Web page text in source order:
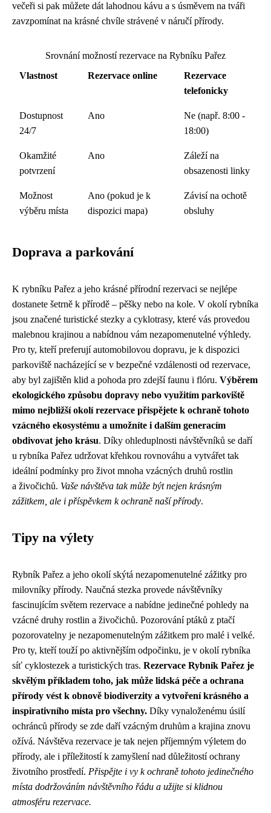
večeři si pak můžete dát lahodnou kávu a s úsměvem na tváři
zavzpomínat na krásné chvíle strávené v náručí přírody.
Srovnání možností rezervace na Rybníku Pařez
Vlastnost
Rezervace online
Rezervace
telefonicky
Dostupnost
24/7
Ano
Ne (např. 8:00 -
18:00)
Okamžité
potvrzení
Ano
Záleží na
obsazenosti linky
Možnost
výběru místa
Ano (pokud je k
dispozici mapa)
Závisí na ochotě
obsluhy
Doprava a parkování
K rybníku Pařez a jeho krásné přírodní rezervaci se nejlépe
dostanete šetrně k přírodě – pěšky nebo na kole. V okolí rybníka
jsou značené turistické stezky a cyklotrasy, které vás provedou
malebnou krajinou a nabídnou vám nezapomenutelné výhledy.
Pro ty, kteří preferují automobilovou dopravu, je k dispozici
parkoviště nacházející se v bezpečné vzdálenosti od rezervace,
aby byl zajištěn klid a pohoda pro zdejší faunu i flóru. Výběrem
ekologického způsobu dopravy nebo využitím parkoviště
mimo nejbližší okolí rezervace přispějete k ochraně tohoto
vzácného ekosystému a umožníte i dalším generacím
obdivovat jeho krásu. Díky ohleduplnosti návštěvníků se daří
u rybníka Pařez udržovat křehkou rovnováhu a vytvářet tak
ideální podmínky pro život mnoha vzácných druhů rostlin
a živočichů. Vaše návštěva tak může být nejen krásným
zážitkem, ale i příspěvkem k ochraně naší přírody.
Tipy na výlety
Rybník Pařez a jeho okolí skýtá nezapomenutelné zážitky pro
milovníky přírody. Naučná stezka provede návštěvníky
fascinujícím světem rezervace a nabídne jedinečné pohledy na
vzácné druhy rostlin a živočichů. Pozorování ptáků z ptačí
pozorovatelny je nezapomenutelným zážitkem pro malé i velké.
Pro ty, kteří touží po aktivnějším odpočinku, je v okolí rybníka
síť cyklostezek a turistických tras. Rezervace Rybník Pařez je
skvělým příkladem toho, jak může lidská péče a ochrana
přírody vést k obnově biodiverzity a vytvoření krásného a
inspirativního místa pro všechny. Díky vynaloženému úsilí
ochránců přírody se zde daří vzácným druhům a krajina znovu
ožívá. Návštěva rezervace je tak nejen příjemným výletem do
přírody, ale i příležitostí k zamyšlení nad důležitostí ochrany
životního prostředí. Přispějte i vy k ochraně tohoto jedinečného
místa dodržováním návštěvního řádu a užijte si klidnou
atmosféru rezervace.